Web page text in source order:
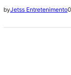
desabafo, a
afastamento dos
byJetss Entretenimento